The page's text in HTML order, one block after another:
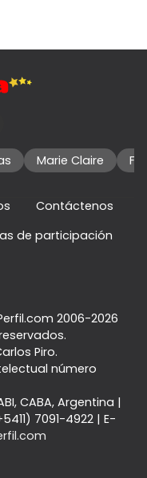
Marie Claire
Contáctenos
de participación
2006-2026
Piro.
número
, CABA, Argentina |
7091-4922| E-